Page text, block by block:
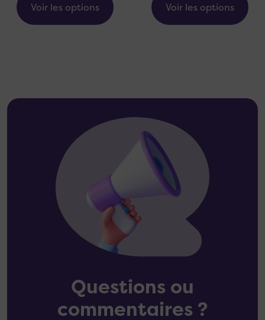
Voir les options Voir les options
Questions ou
commentaires ?